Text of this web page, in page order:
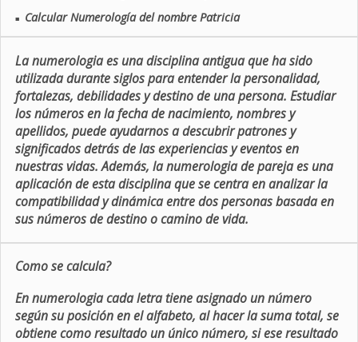
■ Calcular Numerología del nombre Patricia
La numerologia es una disciplina antigua que ha sido
utilizada durante siglos para entender la personalidad,
fortalezas, debilidades y destino de una persona. Estudiar
los números en la fecha de nacimiento, nombres y
apellidos, puede ayudarnos a descubrir patrones y
significados detrás de las experiencias y eventos en
nuestras vidas. Además, la numerologia de pareja es una
aplicación de esta disciplina que se centra en analizar la
compatibilidad y dinámica entre dos personas basada en
sus números de destino o camino de vida.
Como se calcula?
En numerologia cada letra tiene asignado un número
según su posición en el alfabeto, al hacer la suma total, se
obtiene como resultado un único número, si ese resultado